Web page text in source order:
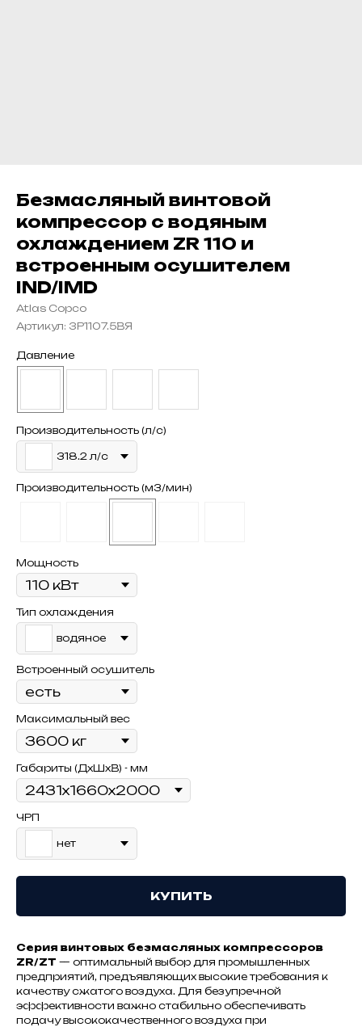
Безмасляный винтовой
компрессор с водяным
охлаждением ZR 110 и
встроенным осушителем
IND/IMD
Atlas Copco
Артикул: ЗР1107.5ВЯ
Давление
Производительность (л/с)
318.2 л/с
Производительность (м3/мин)
Мощность
Тип охлаждения
водяное
Встроенный осушитель
Максимальный вес
Габариты (ДхШхВ) - мм
ЧРП
нет
КУПИТЬ
Серия винтовых безмасляных компрессоров
ZR/ZT — оптимальный выбор для промышленных
предприятий, предъявляющих высокие требования к
качеству сжатого воздуха. Для безупречной
эффективности важно стабильно обеспечивать
подачу высококачественного воздуха при